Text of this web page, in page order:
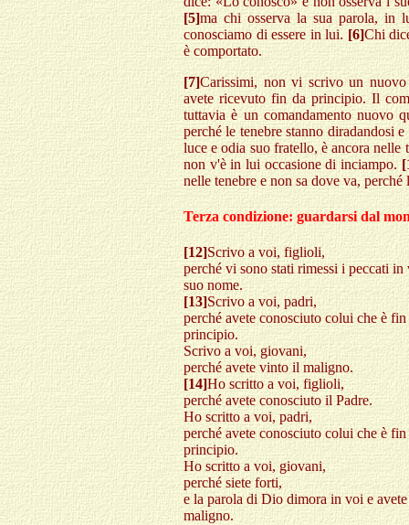
[5]ma chi osserva la sua parola, in
conosciamo di essere in lui. [6]Chi
è comportato.
[7]Carissimi, non vi scrivo un nuovo
avete ricevuto fin da principio. Il
tuttavia è un comandamento
perché le tenebre stanno diradandosi
luce e odia suo fratello, è ancora nelle
non v'è in lui occasione di inciampo.
nelle tenebre e non sa dove va,
Terza condizione: guardarsi dal
[12]Scrivo a voi, figlioli,
perché vi sono stati rimessi i peccati in
suo nome.
[13]Scrivo a voi, padri,
perché avete conosciuto colui che è
principio.
Scrivo a voi, giovani,
perché avete vinto il maligno.
[14]Ho scritto a voi, figlioli,
perché avete conosciuto il Padre.
Ho scritto a voi, padri,
perché avete conosciuto colui che è
principio.
Ho scritto a voi, giovani,
perché siete forti,
e la parola di Dio dimora in voi e
maligno.